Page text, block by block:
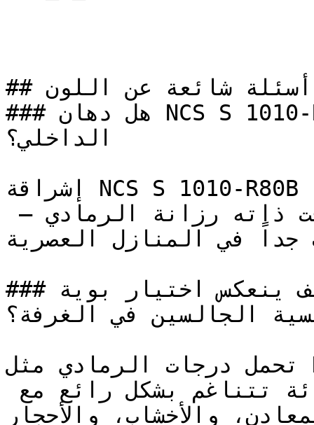
## أسئلة شائعة عن اللون
### هل دهان NCS S 1010-R80B خيار مناسب للتصميم
الداخلي؟
إشراقة NCS S 1010-R80B تحافظ على اتساع المكان الذي
في المنازل العصرية.
### كيف ينعكس اختيار بوية NCS S 1010-R80B على
الجالسين في الغرفة؟
تحمل درجات الرمادي مثل NCS S 1010-R80B أناقة
والأخشاب، والأحجار.